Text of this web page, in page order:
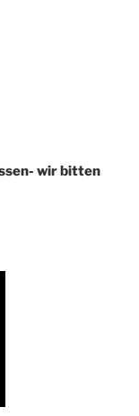
wir bitten